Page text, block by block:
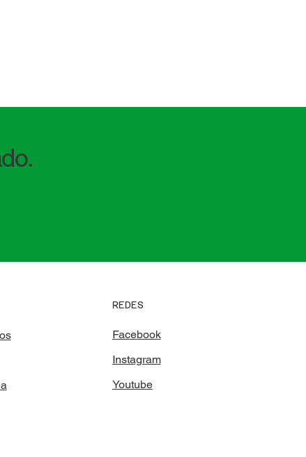
REDES
Facebook
Instagram
Youtube